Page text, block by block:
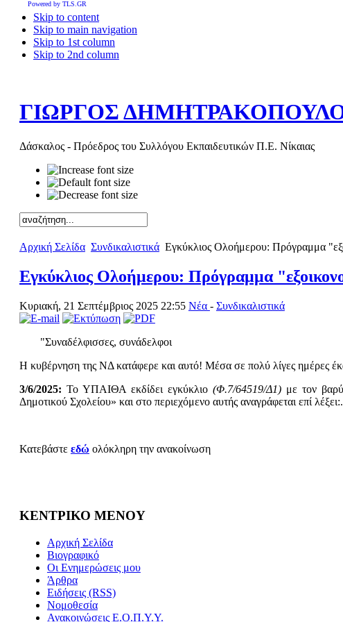
Skip to content
Skip to main navigation
Skip to 1st column
Skip to 2nd column
ΓΙΩΡΓΟΣ
Δάσκαλος - Πρόεδρος του Συλλόγου Εκπαιδευτικών Π.Ε. Νίκαιας
Αρχική Σελίδα Συνδικαλιστικά Εγκύκλιος Ολοήμερου: Πρόγραμμα
Εγκύκλιος Ολοήμερου: Πρόγραμμα
Κυριακή, 21 Σεπτέμβριος 2025 22:55 Νέα - Συνδικαλιστικά
"Συναδέλφισσες, συνάδελφοι
Η κυβέρνηση της ΝΔ κατάφερε και αυτό! Μέσα σε πολύ λίγες ημέρες
3/6/2025: Το ΥΠΑΙΘΑ εκδίδει εγκύκλιο(Φ.7/64519/Δ1) με τον
Δημοτικού Σχολείου» και στο περιεχόμενο αυτής αναγράφεται επί
Κατεβάστε εδώ ολόκληρη την ανακοίνωση
ΚΕΝΤΡΙΚΟ ΜΕΝΟΥ
Αρχική Σελίδα
Βιογραφικό
Οι Ενημερώσεις μου
Άρθρα
Ειδήσεις (RSS)
Νομοθεσία
Ανακοινώσεις Ε.Ο.Π.Υ.Υ.
Powered by TLS.GR